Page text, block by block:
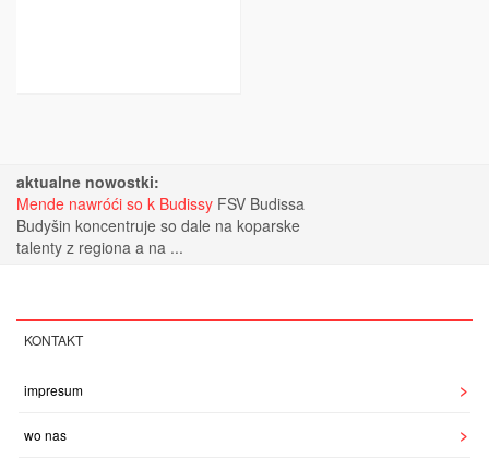
aktualne nowostki:
Mende nawróći so k Budissy FSV Budissa
Budyšin koncentruje so dale na koparske
talenty z regiona a na ...
KONTAKT
impresum
wo nas